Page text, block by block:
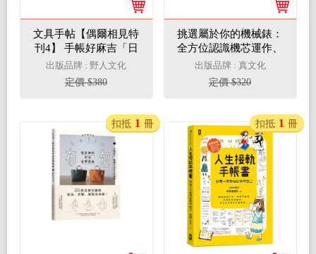
文具手帖【偶爾相見特
刊4】 手帳好麻吉「日
付」X經典文具愛用品
（附獨家原創日付美圖
4組）
出版品牌 : 野人文化
定價 $380
挑選屬於你的機械錶：
全方位認識機芯運作、
複雜功能、品牌歷史
出版品牌 : 真文化
定價 $320
扣抵 1 冊 扣抵 1 冊